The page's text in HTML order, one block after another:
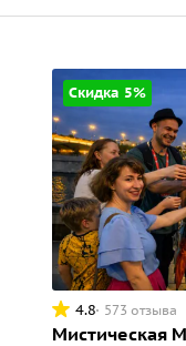
Скидка 5%
4.8 573 отзыва
Мистическая